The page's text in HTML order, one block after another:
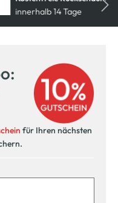
für Ihren nächsten